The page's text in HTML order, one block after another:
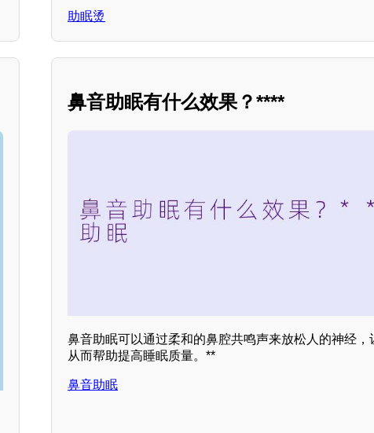
助眠烫
鼻音助眠有什么效果？****
鼻音助眠可以通过柔和的鼻腔共鸣声来放松人的神经，
从而帮助提高睡眠质量。**
鼻音助眠